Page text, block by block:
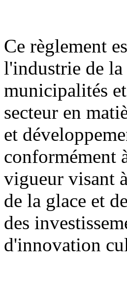
Ce règlement
l'industrie de la
municipalités
secteur en
et
conformément
vigueur visant
de la glace et
des
d'innovation